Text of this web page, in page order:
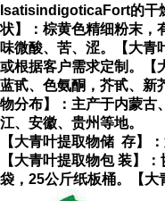
IsatisindigoticaFort的干
状】：棕黄色精细粉末，
味微酸、苦、涩。
【大
或根据客户需求定制。
蓝甙、色氨酮，芥甙、新
物分布】：主产于内蒙古
江、安徽、贵州等地。
【大青叶提取物储 存】
【大青叶提取物包 装】
袋，25公斤纸板桶。
【